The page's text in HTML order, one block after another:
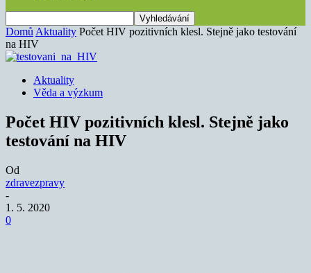
Domů Aktuality Počet HIV pozitivních klesl. Stejně jako testování
na HIV
Aktuality
Věda a výzkum
Počet HIV pozitivních klesl. Stejně jako
testování na HIV
Od
zdravezpravy
-
1. 5. 2020
0